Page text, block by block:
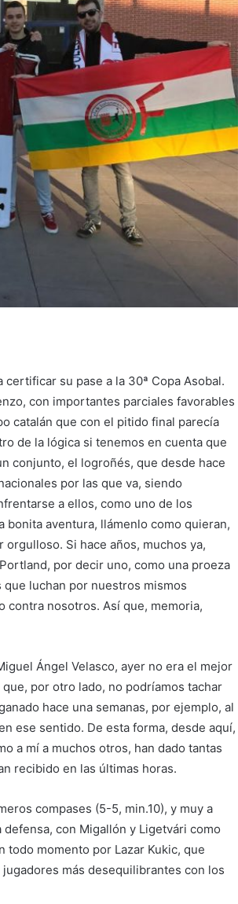
su pase a la 30ª Copa Asobal.
con importantes parciales favorables
catalán que con el pitido final parecía
de la lógica si tenemos en cuenta que
conjunto, el logroñés, que desde hace
por las que va, siendo
a ellos, como uno de los
bonita aventura, llámenlo como quieran,
Si hace años, muchos ya,
por decir uno, como una proeza
luchan por nuestros mismos
contra nosotros. Así que, memoria,
Ángel Velasco, ayer no era el mejor
por otro lado, no podríamos tachar
hace una semanas, por ejemplo, al
ese sentido. De esta forma, desde aquí,
a mí a muchos otros, han dado tantas
recibido en las últimas horas.
compases (5-5, min.10), y muy a
con Migallón y Ligetvári como
todo momento por Lazar Kukic, que
más desequilibrantes con los